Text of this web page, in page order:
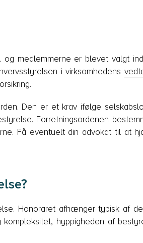
medlemmerne er blevet valgt
i virksomhedens
Den er et krav ifølge
Forretningsordenen
Få eventuelt din advokat til at
Honoraret afhænger typisk af
hyppigheden af